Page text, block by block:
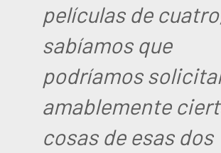
películas de
sabíamos que
podríamos
amablemente
cosas de esas dos